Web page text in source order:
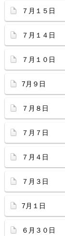
７月１５日
７月１４日
７月１０日
7月９日
７月８日
７月７日
７月４日
７月３日
7月１日
６月３０日